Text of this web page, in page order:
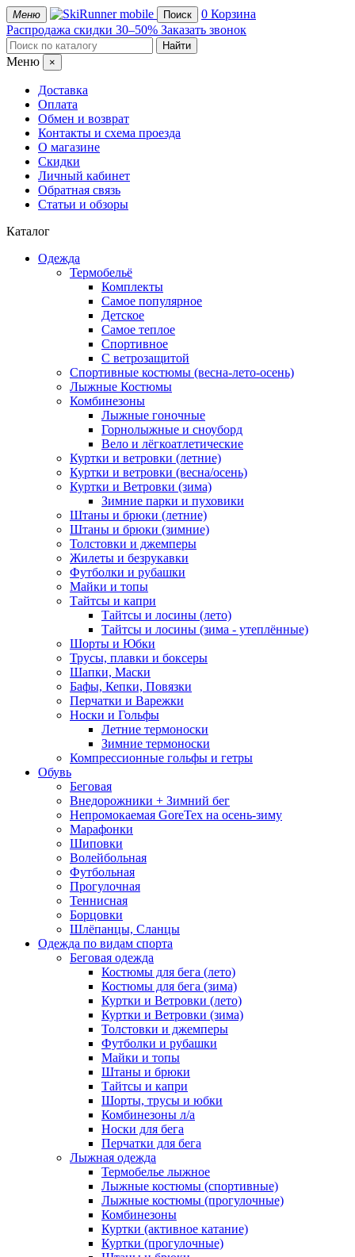
Меню mobile Поиск 0 Корзина
Распродажа скидки 30–50% Заказать звонок
Меню ×
Доставка
Оплата
Обмен и возврат
Контакты и схема проезда
О магазине
Скидки
Личный кабинет
Обратная связь
Статьи и обзоры
Каталог
Одежда
Термобельё
Комплекты
Самое популярное
Детское
Самое теплое
Спортивное
С ветрозащитой
Спортивные костюмы (весна-лето-осень)
Лыжные Костюмы
Комбинезоны
Лыжные гоночные
Горнолыжные и сноуборд
Вело и лёгкоатлетические
Куртки и ветровки (летние)
Куртки и ветровки (весна/осень)
Куртки и Ветровки (зима)
Зимние парки и пуховики
Штаны и брюки (летние)
Штаны и брюки (зимние)
Толстовки и джемперы
Жилеты и безрукавки
Футболки и рубашки
Майки и топы
Тайтсы и капри
Тайтсы и лосины (лето)
Тайтсы и лосины (зима - утеплённые)
Шорты и Юбки
Трусы, плавки и боксеры
Шапки, Маски
Бафы, Кепки, Повязки
Перчатки и Варежки
Носки и Гольфы
Летние термоноски
Зимние термоноски
Компрессионные гольфы и гетры
Обувь
Беговая
Внедорожники + Зимний бег
Непромокаемая GoreTex на осень-зиму
Марафонки
Шиповки
Волейбольная
Футбольная
Прогулочная
Теннисная
Борцовки
Шлёпанцы, Сланцы
Одежда по видам спорта
Беговая одежда
Костюмы для бега (лето)
Костюмы для бега (зима)
Куртки и Ветровки (лето)
Куртки и Ветровки (зима)
Толстовки и джемперы
Футболки и рубашки
Майки и топы
Штаны и брюки
Тайтсы и капри
Шорты, трусы и юбки
Комбинезоны л/а
Носки для бега
Перчатки для бега
Лыжная одежда
Термобелье лыжное
Лыжные костюмы (спортивные)
Лыжные костюмы (прогулочные)
Комбинезоны
Куртки (активное катание)
Куртки (прогулочные)